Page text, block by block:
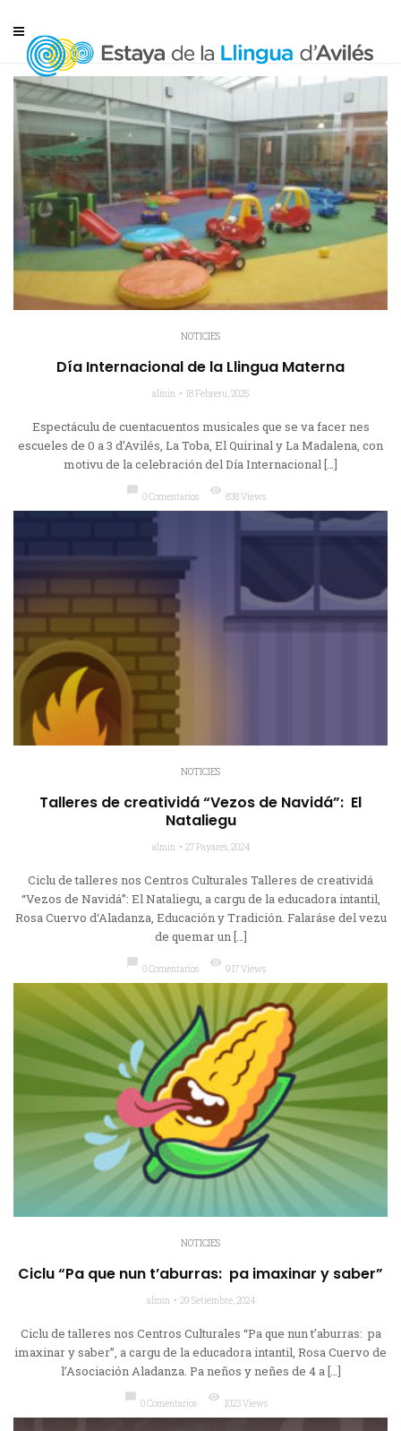
NOTICIES
Día Internacional de la Llingua Materna
almin 18 Febreru, 2025
Espectáculu de cuentacuentos musicales que se va facer nes
escueles de 0 a 3 d’Avilés, La Toba, El Quirinal y La Madalena, con
motivu de la celebración del Día Internacional […]
chat_bubble
0 Comentarios
visibility
838 Views
NOTICIES
Talleres de creatividá “Vezos de Navidá”: El
Nataliegu
almin 27 Payares, 2024
Ciclu de talleres nos Centros Culturales Talleres de creatividá
“Vezos de Navidá”: El Nataliegu, a cargu de la educadora intantil,
Rosa Cuervo d‘Aladanza, Educación y Tradición. Falaráse del vezu
de quemar un […]
0 Comentarios
visibility
917 Views
NOTICIES
Ciclu “Pa que nun t’aburras: pa imaxinar y saber”
almin 29 Setiembre, 2024
Ciclu de talleres nos Centros Culturales “Pa que nun t’aburras: pa
imaxinar y saber”, a cargu de la educadora intantil, Rosa Cuervo de
l’Asociación Aladanza. Pa neños y neñes de 4 a […]
0 Comentarios
visibility
1023 Views